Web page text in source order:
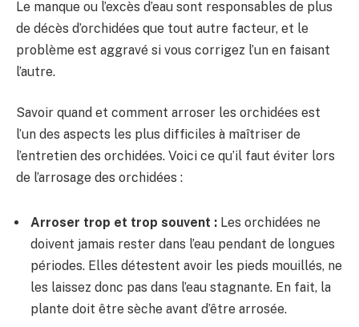
Le manque ou l’excès d’eau sont responsables de plus
de décès d’orchidées que tout autre facteur, et le
problème est aggravé si vous corrigez l’un en faisant
l’autre.
Savoir quand et comment arroser les orchidées est
l’un des aspects les plus difficiles à maîtriser de
l’entretien des orchidées. Voici ce qu’il faut éviter lors
de l’arrosage des orchidées :
Arroser trop et trop souvent : Les orchidées ne
doivent jamais rester dans l’eau pendant de longues
périodes. Elles détestent avoir les pieds mouillés, ne
les laissez donc pas dans l’eau stagnante. En fait, la
plante doit être sèche avant d’être arrosée.